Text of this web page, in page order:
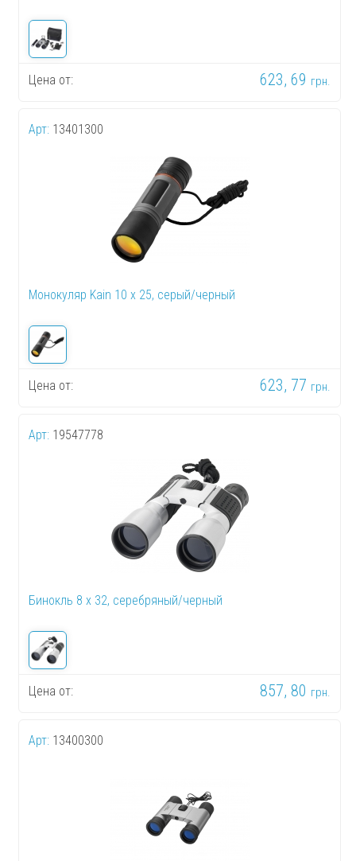
Цена от: 623, 69 грн.
Арт: 13401300
Монокуляр Kain 10 x 25, серый/черный
Цена от: 623, 77 грн.
Арт: 19547778
Бинокль 8 x 32, серебряный/черный
Цена от: 857, 80 грн.
Арт: 13400300